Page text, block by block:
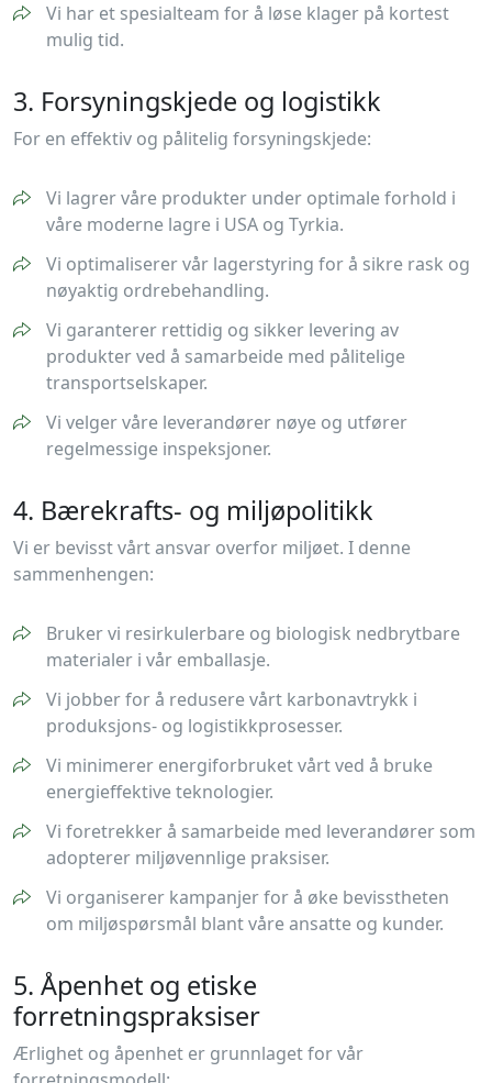
Vi har et spesialteam for å løse klager på kortest
mulig tid.
3. Forsyningskjede og logistikk
For en effektiv og pålitelig forsyningskjede:
Vi lagrer våre produkter under optimale forhold i
våre moderne lagre i USA og Tyrkia.
Vi optimaliserer vår lagerstyring for å sikre rask og
nøyaktig ordrebehandling.
Vi garanterer rettidig og sikker levering av
produkter ved å samarbeide med pålitelige
transportselskaper.
Vi velger våre leverandører nøye og utfører
regelmessige inspeksjoner.
4. Bærekrafts- og miljøpolitikk
Vi er bevisst vårt ansvar overfor miljøet. I denne
sammenhengen:
Bruker vi resirkulerbare og biologisk nedbrytbare
materialer i vår emballasje.
Vi jobber for å redusere vårt karbonavtrykk i
produksjons- og logistikkprosesser.
Vi minimerer energiforbruket vårt ved å bruke
energieffektive teknologier.
Vi foretrekker å samarbeide med leverandører som
adopterer miljøvennlige praksiser.
Vi organiserer kampanjer for å øke bevisstheten
om miljøspørsmål blant våre ansatte og kunder.
5. Åpenhet og etiske
forretningspraksiser
Ærlighet og åpenhet er grunnlaget for vår